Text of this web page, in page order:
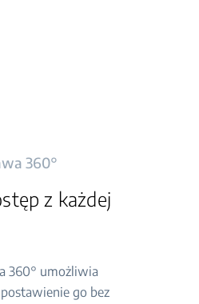
360°
z każdej
360° umożliwia
go bez